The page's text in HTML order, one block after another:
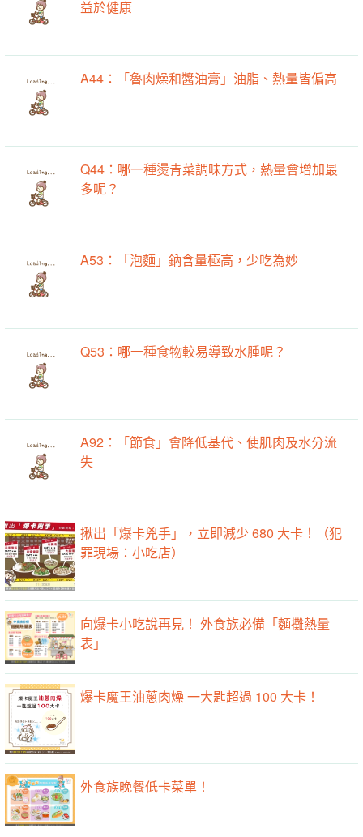
益於健康
A44：「魯肉燥和醬油膏」油脂、熱量皆偏高
Q44：哪一種燙青菜調味方式，熱量會增加最
多呢？
A53：「泡麵」鈉含量極高，少吃為妙
Q53：哪一種食物較易導致水腫呢？
A92：「節食」會降低基代、使肌肉及水分流
失
揪出「爆卡兇手」，立即減少 680 大卡！（犯
罪現場：小吃店）
向爆卡小吃說再見！ 外食族必備「麵攤熱量
表」
爆卡魔王油蔥肉燥 一大匙超過 100 大卡！
外食族晚餐低卡菜單！